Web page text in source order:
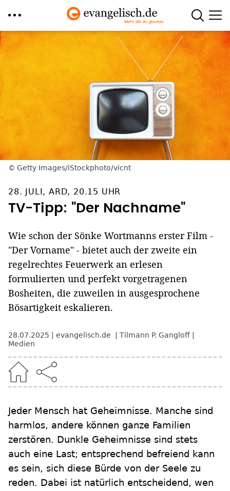
Direkt
zum
Inhalt
Getty Images/iStockphoto/vicnt
28. JULI, ARD, 20.15 UHR
TV-Tipp: "Der Nachname"
Wie schon der Sönke Wortmanns erster Film -
"Der Vorname" - bietet auch der zweite ein
regelrechtes Feuerwerk an erlesen
formulierten und perfekt vorgetragenen
Bosheiten, die zuweilen in ausgesprochene
Bösartigkeit eskalieren.
28.07.2025 evangelisch.de
Tilmann P. Gangloff
Medien
Jeder Mensch hat Geheimnisse. Manche sind
harmlos, andere können ganze Familien
zerstören. Dunkle Geheimnisse sind stets
auch eine Last; entsprechend befreiend kann
es sein, sich diese Bürde von der Seele zu
reden. Dabei ist natürlich entscheidend, wen